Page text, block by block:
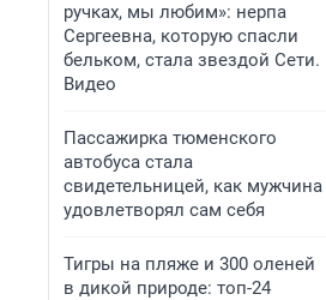
ручках, мы любим»: нерпа
Сергеевна, которую спасли
бельком, стала звездой Сети.
Видео
Пассажирка тюменского
автобуса стала
свидетельницей, как мужчина
удовлетворял сам себя
Тигры на пляже и 300 оленей
в дикой природе: топ-24